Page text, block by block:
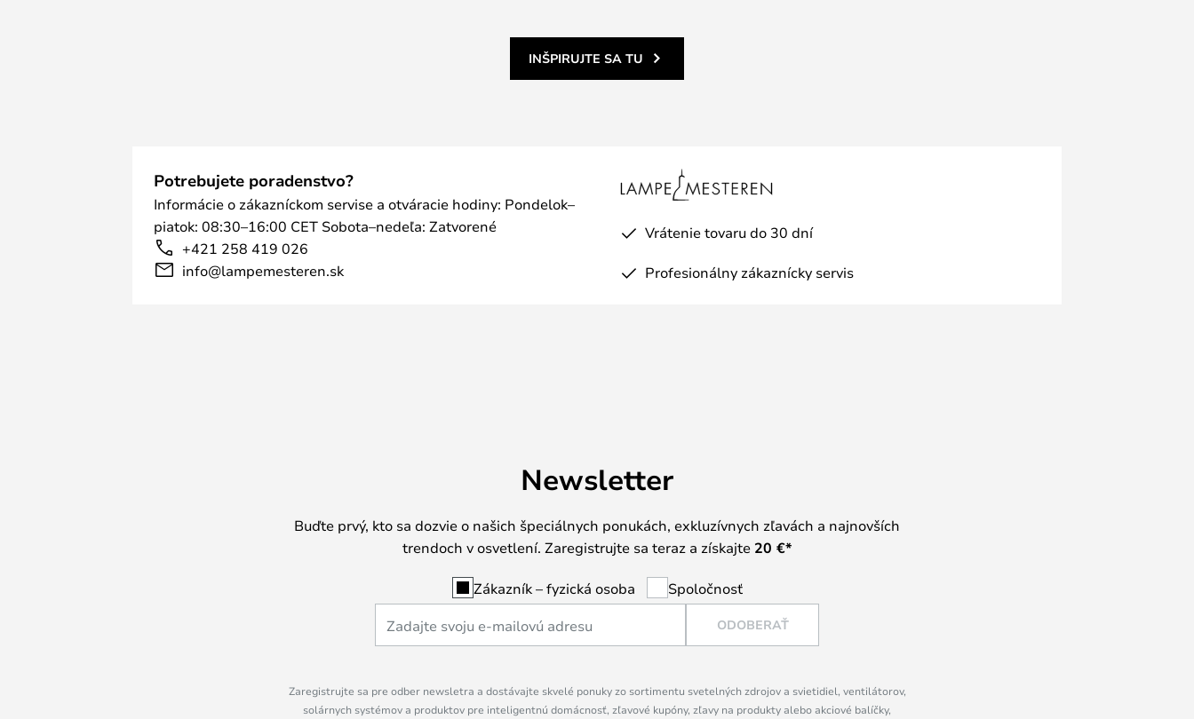
INŠPIRUJTE SA TU
Potrebujete poradenstvo?
Informácie o zákazníckom servise a otváracie hodiny: Pondelok–
piatok: 08:30–16:00 CET Sobota–nedeľa: Zatvorené
+421 258 419 026
info@lampemesteren.sk
Vrátenie tovaru do 30 dní
Profesionálny zákaznícky servis
Newsletter
Buďte prvý, kto sa dozvie o našich špeciálnych ponukách, exkluzívnych zľavách a najnovších
trendoch v osvetlení. Zaregistrujte sa teraz a získajte 20 €*
Zákazník – fyzická osoba Spoločnosť
ODOBERAŤ
Zaregistrujte sa pre odber newsletra a dostávajte skvelé ponuky zo sortimentu svetelných zdrojov a svietidiel, ventilátorov,
solárnych systémov a produktov pre inteligentnú domácnosť, zľavové kupóny, zľavy na produkty alebo akciové balíčky,